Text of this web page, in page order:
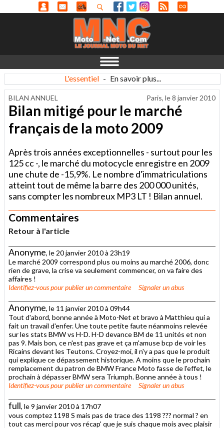
L'essentiel - En savoir plus...
BILAN ANNUEL Paris, le8 janvier 2010
Bilan mitigé pour le marché
français de la moto 2009
Après trois années exceptionnelles - surtout pour les
125 cc -, le marché du motocycle enregistre en 2009
une chute de -15,9%. Le nombre d'immatriculations
atteint tout de même la barre des 200 000 unités,
sans compter les nombreux MP3 LT ! Bilan annuel.
Commentaires
Retour à l'article
Anonyme, le 20 janvier 2010 à 23h19
Le marché 2009 correspond plus ou moins au marché 2006, donc
rien de grave, la crise va seulement commencer, on va faire des
affaires !
Identifiez-vouspour publier un commentaire Signaler un abus
Anonyme, le 11 janvier 2010 à 09h44
Tout d'abord, bonne année à Moto-Net et bravo à Matthieu qui a
fait un travail d'enfer. Une toute petite faute néanmoins relevée
sur les stats BMW vs H-D. H-D devance BM de 11 unités et non
pas 9. Mais bon, ce n'est pas grave et ça m'amuse bcp de voir les
Ricains devant les Teutons. Croyez-moi, il n'y a pas que le produit
qui explique ce dépassement historique. A moins que le prochain
remplacement du patron de BMW France Moto fasse de l'effet, le
prochain à dépasser BMW sera Triumph. Bonne année à tous !
Identifiez-vouspour publier un commentaire Signaler un abus
full, le 9 janvier 2010 à 17h07
vous comptez 1198 S mais pas de trace des 1198 ??? normal ? en
tout cas merci pour vos récap' que je suis chaque mois avec plaisir